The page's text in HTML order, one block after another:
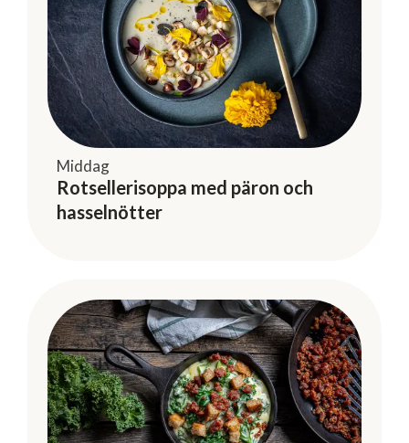
Middag
Rotsellerisoppa med päron och
hasselnötter